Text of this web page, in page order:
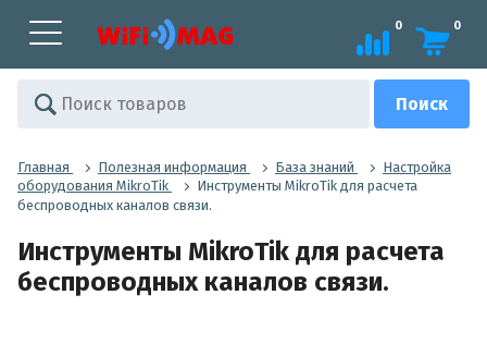
0 0
Главная Полезная информация База знаний
Настройка
оборудования MikroTik
Инструменты MikroTik для расчета
беспроводных каналов связи.
Инструменты MikroTik для расчета
беспроводных каналов связи.